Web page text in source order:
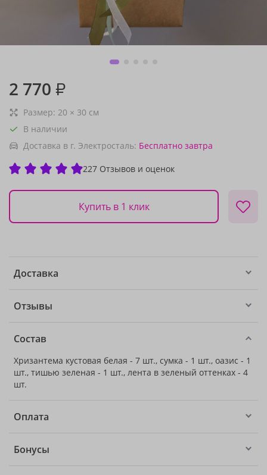
2 770 ₽
Размер: 20 × 30 см
В наличии
Доставка в г. Электросталь: Бесплатно завтра
227 Отзывов и оценок
Купить в 1 клик
Доставка
Отзывы
Состав
Хризантема кустовая белая - 7 шт., сумка - 1 шт., оазис - 1
шт., тишью зеленая - 1 шт., лента в зеленый оттенках - 4
шт.
Оплата
Бонусы